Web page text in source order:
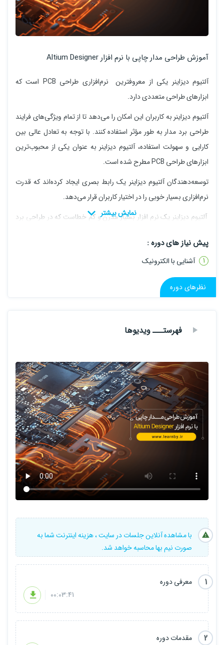
آموزش طراحی مدار چاپی با نرم افزار Altium Designer
آلتیوم دیزاینر یکی از معروف­ترین نرم‌افزاری طراحی PCB است که
ابزارهای طراحی متعددی دارد.
آلتیوم دیزاینر به کاربران این امکان را می‌دهد تا از تمام ویژگی‌های فرایند
طراحی برد مدار به طور مؤثر استفاده کنند. با توجه به تعادل عالی بین
کارایی و سهولت استفاده، آلتیوم دیزاینر به عنوان یکی از محبوب‌ترین
ابزارهای طراحی PCB مطرح شده است.
توسعه‌دهندگان آلتیوم دیزاینر یک رابط بصری ایجاد کرده‌اند که قدرت
نرم‌افزاری بسیار خوبی را در اختیار کاربران قرار می‌دهد.
آلتیوم دیزاینر یک نرم افزار بسیار مدرن و کم خطاست که در طراحی برد
ویژه مدارهای آنالوگ به کار می رود.
آلتیوم یکی از ابزارهای لازم برای توانمندسازی طراحان و ارتباط بهتر آنان با
به صورت عملی روی فیبرمدارچاپی پیاده سازی کنند.
در این دوره با مقدمات کار با این نرم افزار فوق العاده آشنا خواهید شد.
سرفصل های دوره :
مقدمه دوره
آموزش کار با نرم افزار قسمت دوم
پیش نیاز های دوره :
آشنایی با الکترونیک
نظرهای دوره
فهرستـــ ویدیوها
با مشاهده آنلاین جلسات در سایت ، هزینه اینترنت شما به
صورت نیم بها محاسبه خواهد شد.
1
معرفی دوره
00:03:41
2
مقدمات دوره